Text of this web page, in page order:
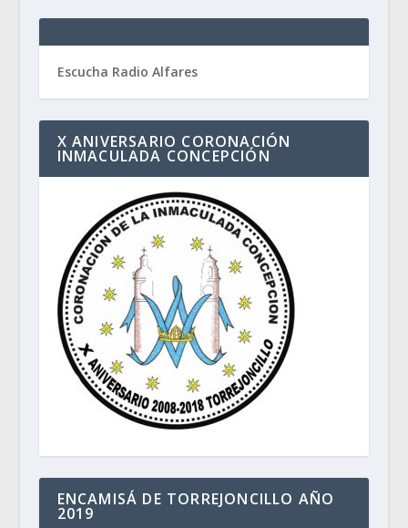
Escucha Radio Alfares
X ANIVERSARIO CORONACIÓN
INMACULADA CONCEPCIÓN
ENCAMISÁ DE TORREJONCILLO AÑO
2019